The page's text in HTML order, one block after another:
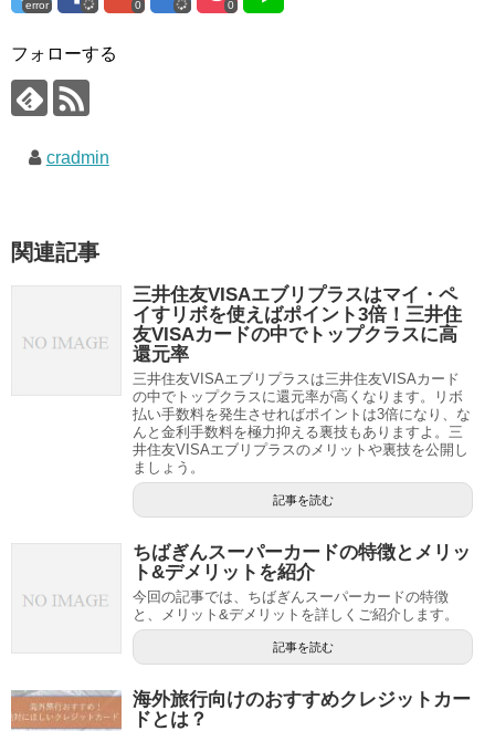
error 0 0
フォローする
cradmin
関連記事
三井住友VISAエブリプラスはマイ・ペ
イすリボを使えばポイント3倍！三井住
友VISAカードの中でトップクラスに高
還元率
三井住友VISAエブリプラスは三井住友VISAカード
の中でトップクラスに還元率が高くなります。リボ
払い手数料を発生させればポイントは3倍になり、な
んと金利手数料を極力抑える裏技もありますよ。三
井住友VISAエブリプラスのメリットや裏技を公開し
ましょう。
記事を読む
ちばぎんスーパーカードの特徴とメリッ
ト&デメリットを紹介
今回の記事では、ちばぎんスーパーカードの特徴
と、メリット&デメリットを詳しくご紹介します。
記事を読む
海外旅行向けのおすすめクレジットカー
ドとは？